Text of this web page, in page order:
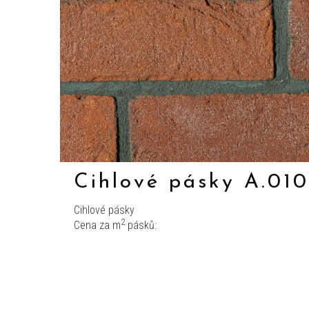
Cihlové pásky
Cihlové pásky
Cena za m2pásků: